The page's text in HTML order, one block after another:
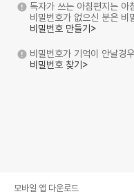
독자가 쓰는 아침편지는 아
비밀번호가 없으신 분은 비
비밀번호 만들기>
비밀번호가 기억이 안날경
비밀번호 찾기>
모바일 앱 다운로드